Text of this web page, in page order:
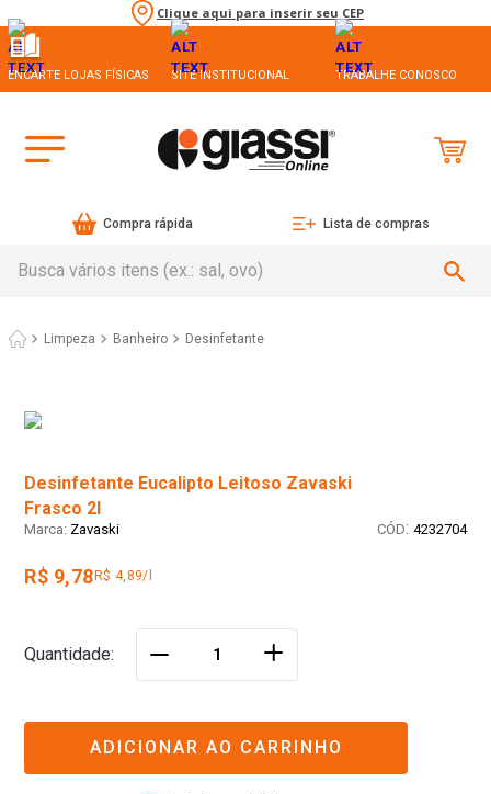
Clique aqui para inserir seu CEP
ENCARTE LOJAS FÍSICAS SITE INSTITUCIONAL TRABALHE CONOSCO
Compra rápida Lista de compras
Limpeza Banheiro Desinfetante
Desinfetante Eucalipto Leitoso Zavaski
Frasco 2l
Zavaski : 4232704
R$ 9,78 R$ 4,89/l
Quantidade ＋
ADICIONAR AO CARRINHO